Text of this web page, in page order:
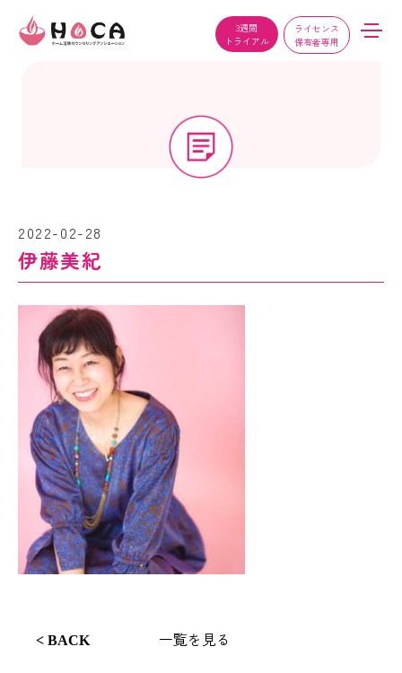
3週間
トライアル
ライセンス
保有者専用
2022-02-28
伊藤美紀
< BACK 一覧を見る